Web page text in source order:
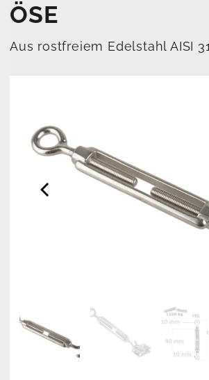
ÖSE
Aus rostfreiem Edelstahl AISI